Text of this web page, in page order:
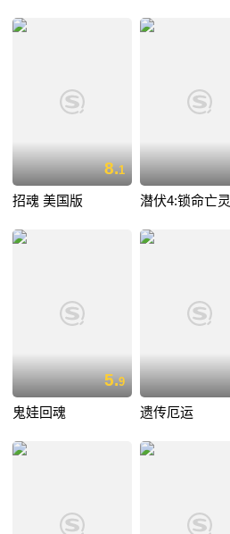
8.1
招魂 美国版 潜伏4:锁命亡灵
5.9
鬼娃回魂 遗传厄运